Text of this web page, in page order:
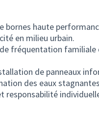
bornes haute
en milieu urbain.
fréquentation familiale
de panneaux
des eaux
responsabilité